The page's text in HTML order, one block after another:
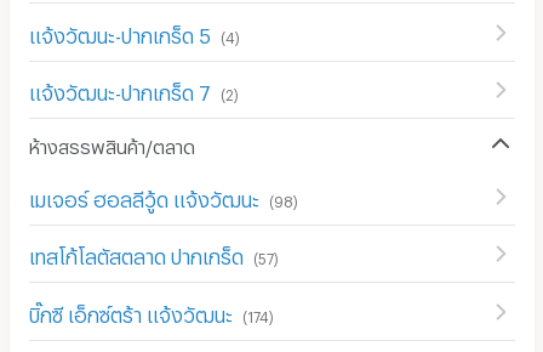
แจ้งวัฒนะ-ปากเกร็ด 5 (4 )
แจ้งวัฒนะ-ปากเกร็ด 7 (2)
ห้างสรรพสินค้า/ตลาด
เมเจอร์ ฮอลลีวู้ด แจ้งวัฒนะ (98)
เทสโก้โลตัสตลาด ปากเกร็ด (57)
บิ๊กซี เอ็กซ์ตร้า แจ้งวัฒนะ (174 )